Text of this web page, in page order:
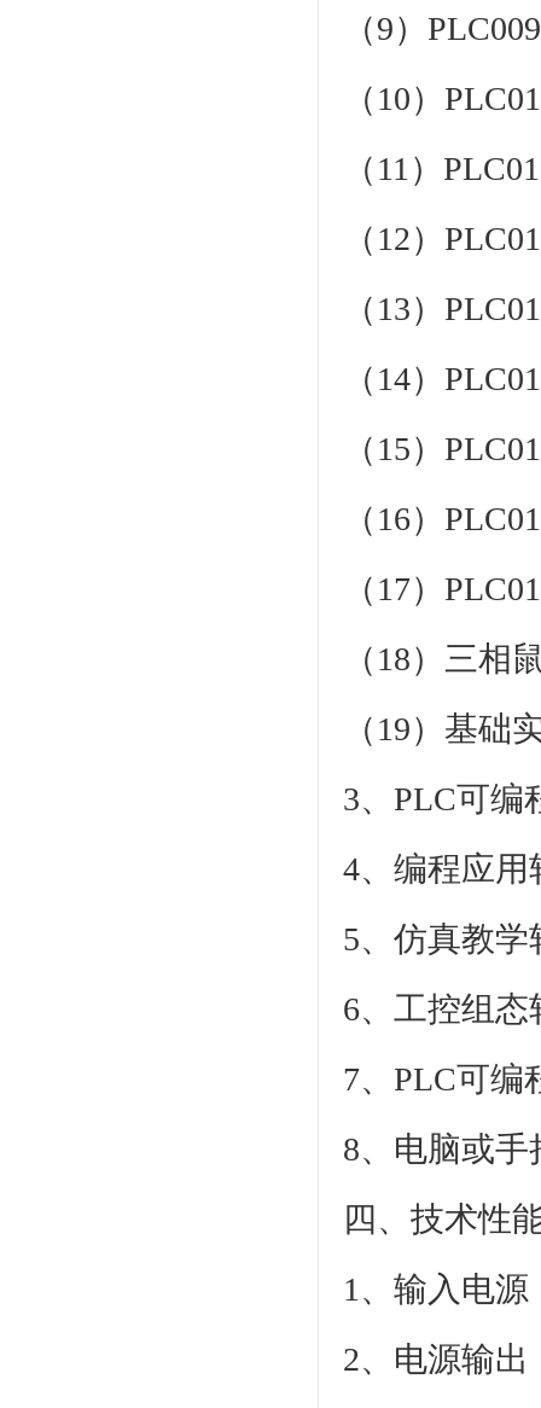
（9）
（10）
（11）
（12）
（13）
（14）
（15）
（16）
（17）
（18）三
（19）基础
3、PLC可编
4、编程应用
5、仿真教学
6、工控组态
7、PLC可编
8、电脑或
四、技术性
1、输入电
2、电源输